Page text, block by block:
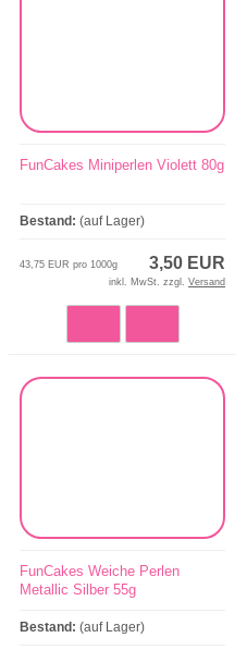
FunCakes Miniperlen Violett 80g
Bestand: (auf Lager)
3,50 EUR
43,75 EUR pro 1000g
inkl. MwSt. zzgl. Versand
FunCakes Weiche Perlen
Metallic Silber 55g
Bestand: (auf Lager)